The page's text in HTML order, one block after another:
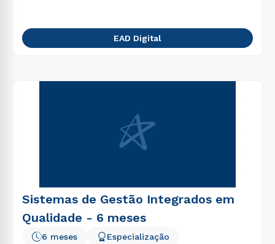
EAD Digital
Sistemas de Gestão Integrados em
Qualidade - 6 meses
6 meses
Especialização